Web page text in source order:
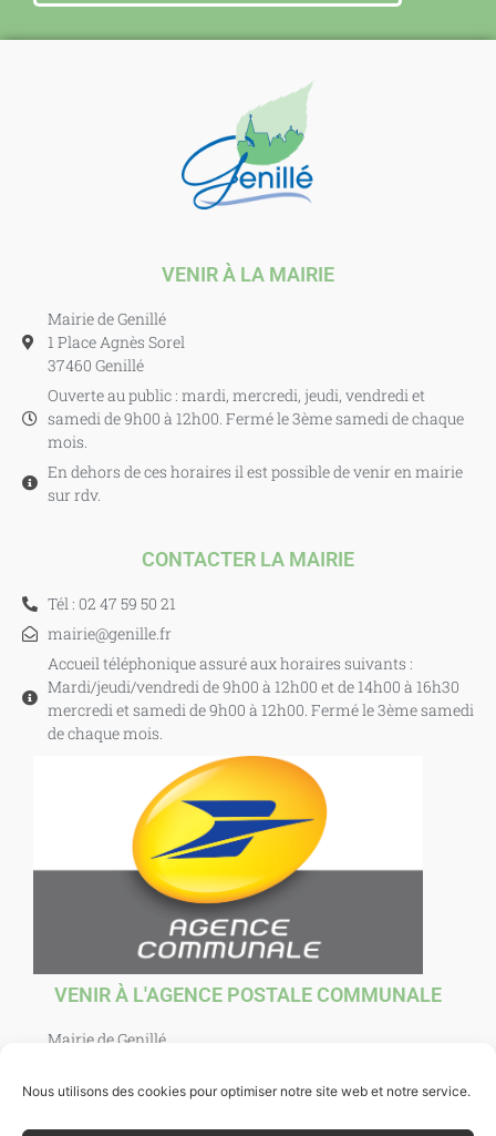
Nous utilisons des cookies pour optimiser notre site web et notre service.
VENIR À LA MAIRIE
Mairie de Genillé
1 Place Agnès Sorel
37460 Genillé
Ouverte au public : mardi, mercredi, jeudi, vendredi et
samedi de 9h00 à 12h00. Fermé le 3ème samedi de chaque
mois.
En dehors de ces horaires il est possible de venir en mairie
sur rdv.
CONTACTER LA MAIRIE
Tél : 02 47 59 50 21
mairie@genille.fr
Accueil téléphonique assuré aux horaires suivants :
Mardi/jeudi/vendredi de 9h00 à 12h00 et de 14h00 à 16h30
mercredi et samedi de 9h00 à 12h00. Fermé le 3ème samedi
de chaque mois.
VENIR À L'AGENCE POSTALE COMMUNALE
Mairie de Genillé
37460 Genillé